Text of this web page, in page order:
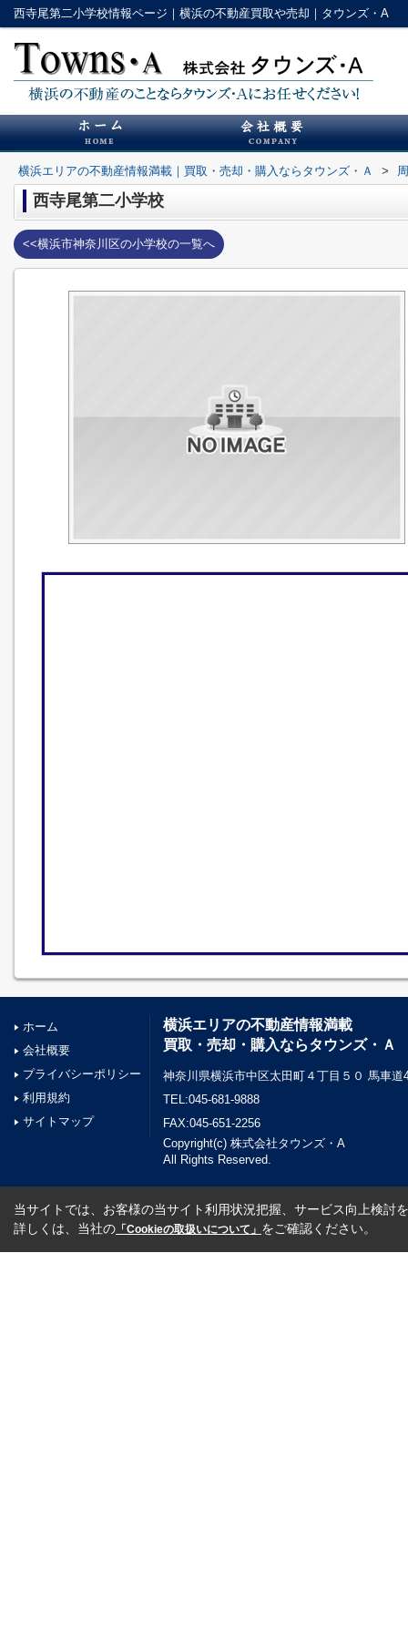
西寺尾第二小学校情報ページ｜横浜の不動産買取や売却｜タウンズ・A
横浜エリアの不動産情報満載｜買取・売却・購入ならタウンズ・Ａ >
西寺尾第二小学校
<<横浜市神奈川区の小学校の一覧へ
ホーム
会社概要
プライバシーポリシー
利用規約
サイトマップ
横浜エリアの不動産情報満載
買取・売却・購入ならタウンズ・Ａ
神奈川県横浜市中区太田町４丁目５０ 馬車道
TEL:045-681-9888
FAX:045-651-2256
Copyright(c) 株式会社タウンズ・A
All Rights Reserved.
当サイトでは、お客様の当サイト利用状況把握、サービス向上検討
詳しくは、当社の 「Cookieの取扱いについて」 をご確認ください。